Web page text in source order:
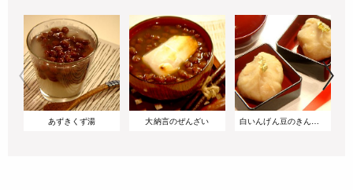
あずきくず湯 大納言のぜんざい 白いんげん豆のきんとん